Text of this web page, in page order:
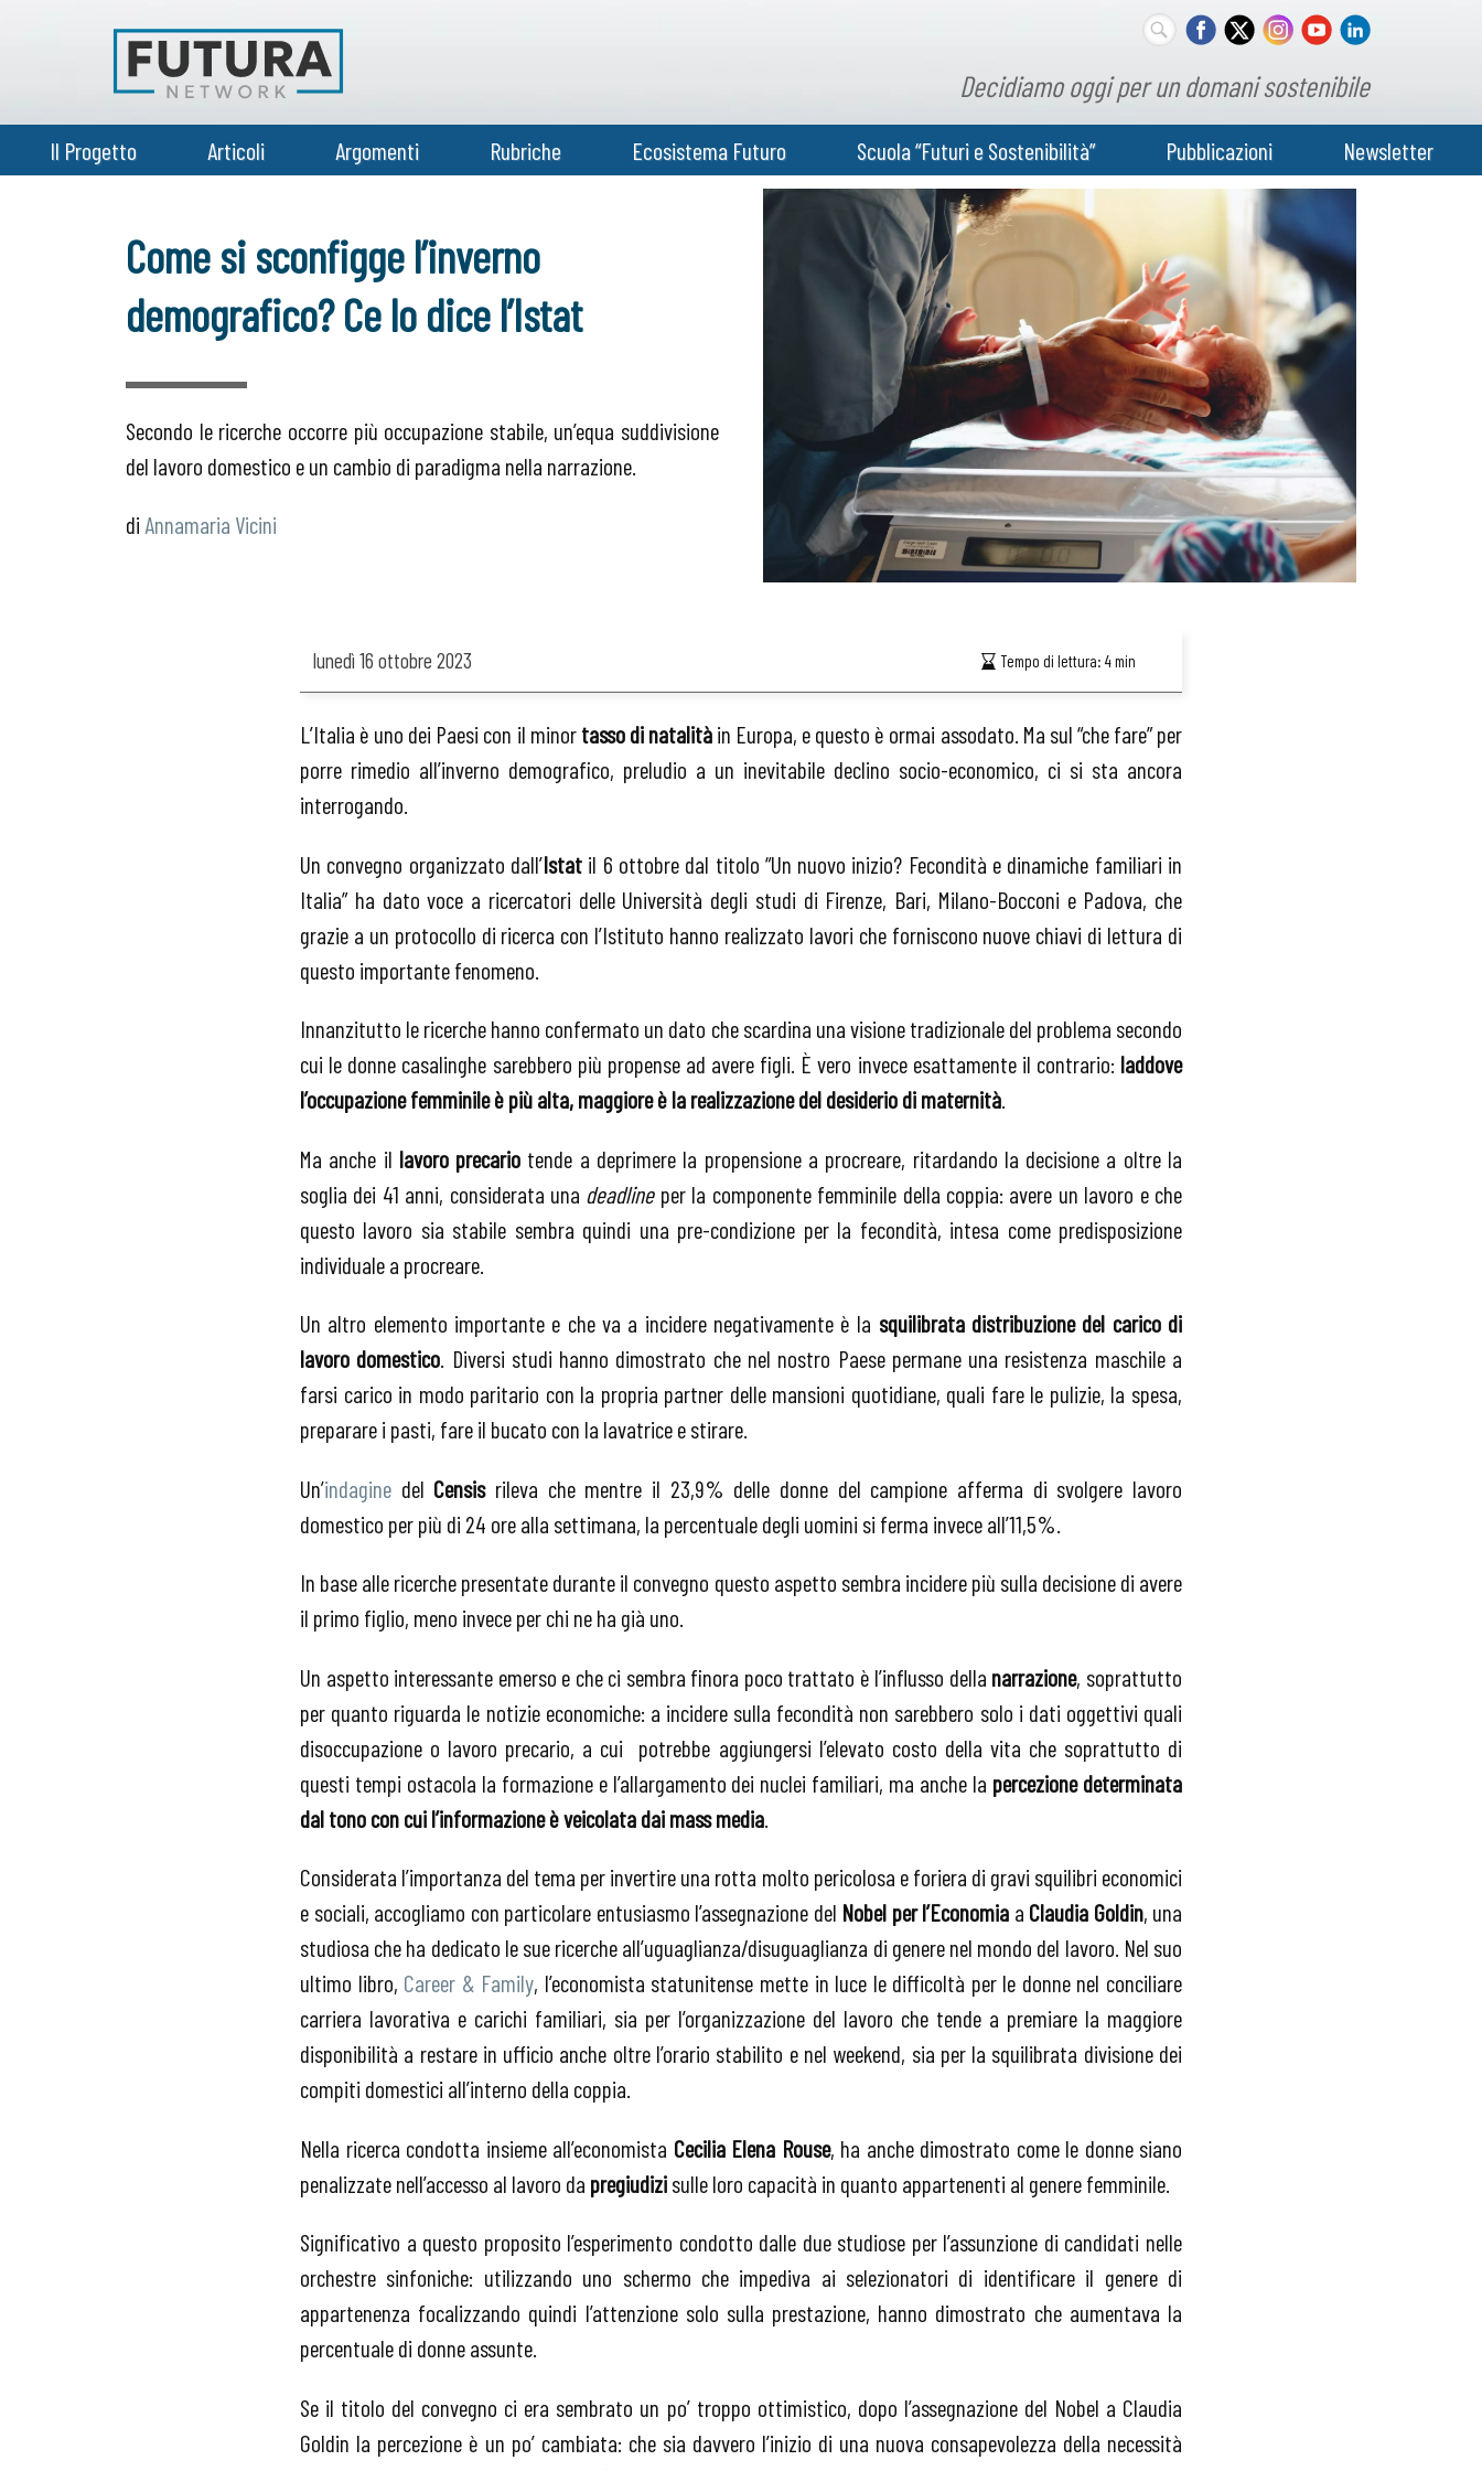
Decidiamo oggi per un domani sostenibile
Il Progetto Articoli Argomenti Rubriche Ecosistema Futuro Scuola “Futuri e Sostenibilità” Pubblicazioni Newsletter
Come si sconfigge l’inverno
demografico? Ce lo dice l’Istat
Secondo le ricerche occorre più occupazione stabile, un’equa suddivisione
del lavoro domestico e un cambio di paradigma nella narrazione.
di Annamaria Vicini
lunedì 16 ottobre 2023 Tempo di lettura:4min
L’Italia è uno dei Paesi con il minortasso di natalitàin Europa, e questo è ormai assodato. Ma sul “che fare” per
porre rimedio all’inverno demografico, preludio a un inevitabile declino socio-economico, ci si sta ancora
interrogando.
Un convegno organizzato dall’Istatil 6 ottobre dal titolo “Un nuovo inizio? Fecondità e dinamiche familiari in
Italia” ha dato voce a ricercatori delle Università degli studi di Firenze, Bari, Milano-Bocconi e Padova, che
grazie a un protocollo di ricerca con l’Istituto hanno realizzato lavori che forniscono nuove chiavi di lettura di
questo importante fenomeno.
Innanzitutto le ricerche hanno confermato un dato che scardina una visione tradizionale del problema secondo
cui le donne casalinghe sarebbero più propense ad avere figli. È vero invece esattamente il contrario: laddove
l’occupazione femminile è più alta, maggiore è la realizzazione del desiderio di maternità
Ma anche il lavoro precario tende a deprimere la propensione a procreare, ritardando la decisione a oltre la
soglia dei 41 anni, considerata una deadline per la componente femminile della coppia: avere un lavoro e che
questo lavoro sia stabile sembra quindi una pre-condizione per la fecondità, intesa come predisposizione
individuale a procreare.
Un altro elemento importante e che va a incidere negativamente è la squilibrata distribuzione del carico di
lavoro domestico . Diversi studi hanno dimostrato che nel nostro Paese permane una resistenza maschile a
farsi carico in modo paritario con la propria partner delle mansioni quotidiane, quali fare le pulizie, la spesa,
preparare i pasti, fare il bucato con la lavatrice e stirare.
Un’indagine del Censisrileva che mentre il 23,9% delle donne del campione afferma di svolgere lavoro
domestico per più di 24 ore alla settimana, la percentuale degli uomini si ferma invece all’11,5%.
In base alle ricerche presentate durante il convegno questo aspetto sembra incidere più sulla decisione di avere
il primo figlio, meno invece per chi ne ha già uno.
Un aspetto interessante emerso e che ci sembra finora poco trattato è l’influsso della narrazione, soprattutto
per quanto riguarda le notizie economiche: a incidere sulla fecondità non sarebbero solo i dati oggettivi quali
disoccupazione o lavoro precario, a cui potrebbe aggiungersi l’elevato costo della vita che soprattutto di
questi tempi ostacola la formazione e l’allargamento dei nuclei familiari, ma anche la percezione determinata
dal tono con cui l’informazione è veicolata dai mass media
Considerata l’importanza del tema per invertire una rotta molto pericolosa e foriera di gravi squilibri economici
e sociali, accogliamo con particolare entusiasmo l’assegnazione del Nobel per l’Economia a Claudia Goldin, una
studiosa che ha dedicato le sue ricerche all’uguaglianza/disuguaglianza di genere nel mondo del lavoro. Nel suo
ultimo libro, Career & Family, l’economista statunitense mette in luce le difficoltà per le donne nel conciliare
carriera lavorativa e carichi familiari, sia per l’organizzazione del lavoro che tende a premiare la maggiore
disponibilità a restare in ufficio anche oltre l’orario stabilito e nel weekend, sia per la squilibrata divisione dei
compiti domestici all’interno della coppia.
Nella ricerca condotta insieme all’economista Cecilia Elena Rouse, ha anche dimostrato come le donne siano
penalizzate nell’accesso al lavoro da pregiudizisulle loro capacità in quanto appartenenti al genere femminile.
Significativo a questo proposito l’esperimento condotto dalle due studiose per l’assunzione di candidati nelle
orchestre sinfoniche: utilizzando uno schermo che impediva ai selezionatori di identificare il genere di
appartenenza focalizzando quindi l’attenzione solo sulla prestazione, hanno dimostrato che aumentava la
percentuale di donne assunte.
Se il titolo del convegno ci era sembrato un po’ troppo ottimistico, dopo l’assegnazione del Nobel a Claudia
Goldin la percezione è un po’ cambiata: che sia davvero l’inizio di una nuova consapevolezza della necessità